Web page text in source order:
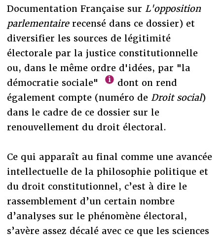
Documentation Française sur L'opposition
parlementairerecensé dans ce dossier) et
diversifier les sources de légitimité
électorale par la justice constitutionnelle
ou, dans le même ordre d'idées, par "la
démocratie sociale"
dont on rend
également compte (numéro de Droit social)
dans le cadre de ce dossier sur le
renouvellement du droit électoral.
Ce qui apparaît au final comme une avancée
intellectuelle de la philosophie politique et
du droit constitutionnel, c’est à dire le
rassemblement d’un certain nombre
d’analyses sur le phénomène électoral,
s’avère assez décalé avec ce que les sciences